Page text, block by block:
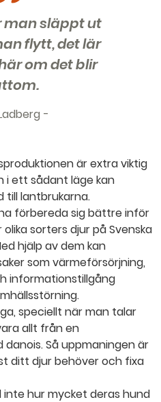
man släppt ut
flytt, det lär
om det blir
är extra viktig
i ett sådant läge kan
lantbrukarna.
förbereda sig bättre inför
sorters djur på Svenska
hjälp av dem kan
som värmeförsörjning,
informationstillgång
speciellt när man talar
allt från en
Så uppmaningen är
ditt djur behöver och fixa
hur mycket deras hund